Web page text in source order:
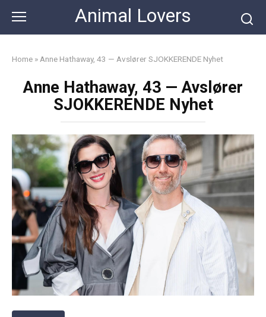
content
Animal Lovers
Home » Anne Hathaway, 43 — Avslører SJOKKERENDE Nyhet
Anne Hathaway, 43 — Avslører
SJOKKERENDE Nyhet